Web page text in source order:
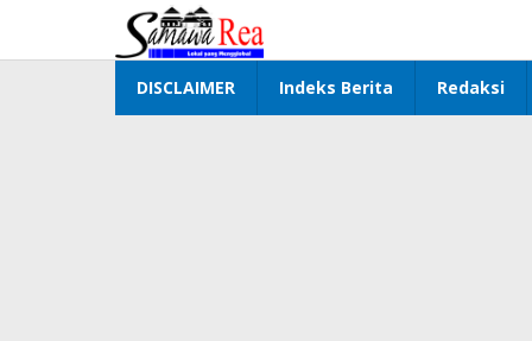
konten
DISCLAIMER Indeks Berita Redaksi